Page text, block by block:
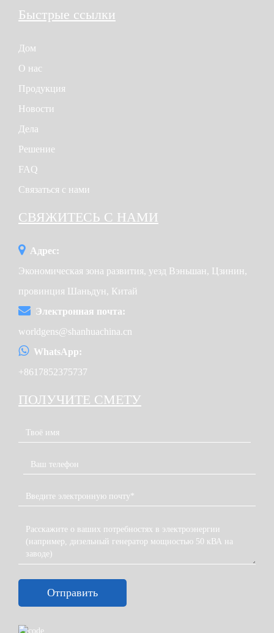
Быстрые ссылки
Дом
О нас
Продукция
Новости
Дела
Решение
FAQ
Связаться с нами
СВЯЖИТЕСЬ С НАМИ
Адрес:
Экономическая зона развития, уезд Вэньшан, Цзинин,
провинция Шаньдун, Китай
Электронная почта:
worldgens@shanhuachina.cn
WhatsApp:
+8617852375737
ПОЛУЧИТЕ СМЕТУ
Отправить